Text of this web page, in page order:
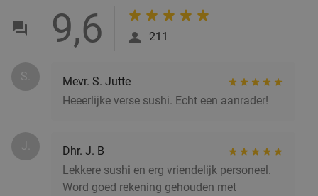
9,6 211
S.
Mevr. S. Jutte
Heeerlijke verse sushi. Echt een aanrader!
J.
Dhr. J. B
Lekkere sushi en erg vriendelijk personeel.
Word goed rekening gehouden met